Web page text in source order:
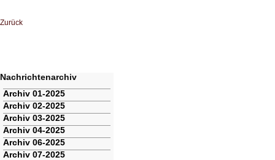
Zurück
Nachrichtenarchiv
Navigation
überspringen
Archiv 01-2025
Archiv 02-2025
Archiv 03-2025
Archiv 04-2025
Archiv 06-2025
Archiv 07-2025